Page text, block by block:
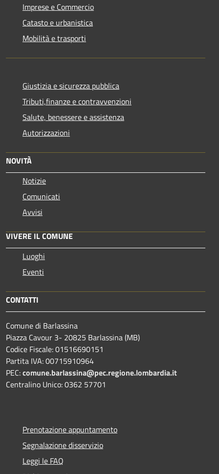
Imprese e Commercio
Catasto e urbanistica
Mobilità e trasporti
Giustizia e sicurezza pubblica
Tributi,finanze e contravvenzioni
Salute, benessere e assistenza
Autorizzazioni
NOVITÀ
Notizie
Comunicati
Avvisi
VIVERE IL COMUNE
Luoghi
Eventi
CONTATTI
Comune di Barlassina
Piazza Cavour 3- 20825 Barlassina (MB)
Codice Fiscale: 01516690151
Partita IVA: 00715910964
PEC:comune.barlassina@pec.regione.lombardia.it
Centralino Unico: 0362 57701
Prenotazione appuntamento
Segnalazione disservizio
Leggi le FAQ